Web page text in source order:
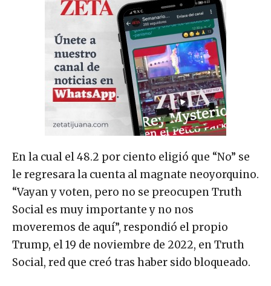
En la cual el 48.2 por ciento eligió que “No” se
le regresara la cuenta al magnate neoyorquino.
“Vayan y voten, pero no se preocupen Truth
Social es muy importante y no nos
moveremos de aquí”, respondió el propio
Trump, el 19 de noviembre de 2022, en Truth
Social, red que creó tras haber sido bloqueado.